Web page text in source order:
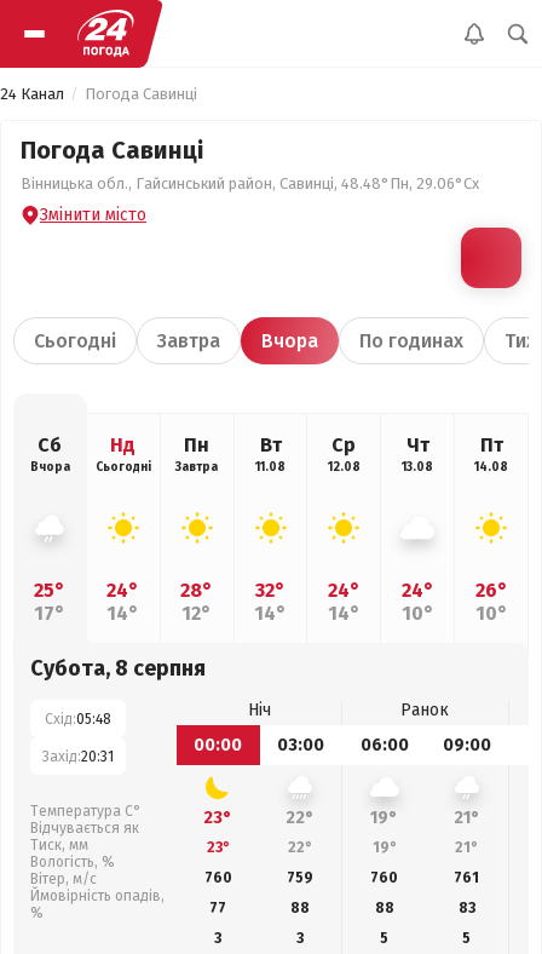
24 Канал Погода Савинці
Погода Савинці
Вінницька обл., Гайсинський район, Савинці, 48.48°Пн, 29.06°Сх
Змінити місто
Сьогодні Завтра Вчора По годинах
Сб
Вчора
25°
17°
Нд
Сьогодні
24°
14°
Пн
Завтра
28°
12°
Вт
11.08
32°
14°
Ср
12.08
24°
14°
Чт
13.08
24°
10°
Пт
14.08
26°
10°
Субота, 8 серпня
Схід:05:48
Захід:20:31
Температура С°
Відчувається як
Тиск, мм
Вологість, %
Вітер, м/с
Ймовірність опадів,
%
Ніч
Ранок
00:00
03:00 06:00 09:00
23° 22° 19° 21°
23° 22° 19° 21°
760
759 760 761
77
88 88 83
3
3 5
5